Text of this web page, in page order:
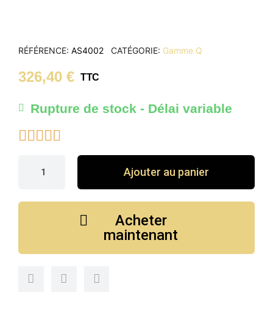
RÉFÉRENCE AS4002 CATÉGORIE Gamme Q
326,40 € TTC
Rupture de stock - Délai variable

Ajouter au panier
Acheter
maintenant